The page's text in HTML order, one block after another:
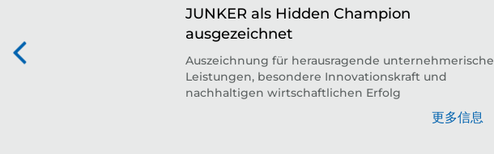
JUNKER als Hidden Champion
ausgezeichnet
Auszeichnung für herausragende unternehmerische
Leistungen, besondere Innovationskraft und
nachhaltigen wirtschaftlichen Erfolg
更多信息